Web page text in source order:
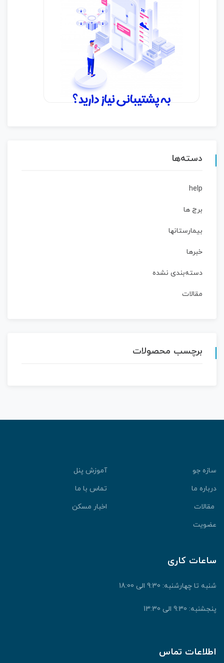
دسته‌ها
help
برج ها
بیمارستانها
خبرها
دسته‌بندی نشده
مقالات
برچسب محصولات
جو
آموزش پنل
ما
تماس با ما
اخبار مسکن
کاری
تا چهارشنبه: 9:30 الی 18:00
9:30 الی 13:30
تماس